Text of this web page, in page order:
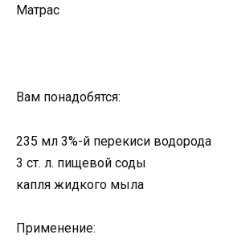
Матрас
Вам понадобятся:
235 мл 3%-й перекиси водорода
3 ст. л. пищевой соды
капля жидкого мыла
Применение: